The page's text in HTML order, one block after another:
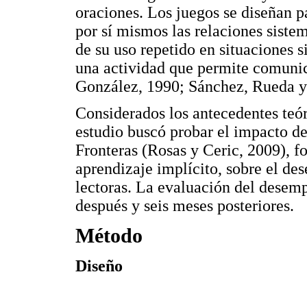
oraciones. Los juegos se diseñan
por sí mismos las relaciones
de su uso repetido en situaciones
una actividad que permite
González, 1990; Sánchez, Rueda
Considerados los antecedentes
estudio buscó probar el impacto
Fronteras (Rosas y Ceric, 2009),
aprendizaje implícito, sobre el
lectoras. La evaluación del
después y seis meses posteriores.
Método
Diseño